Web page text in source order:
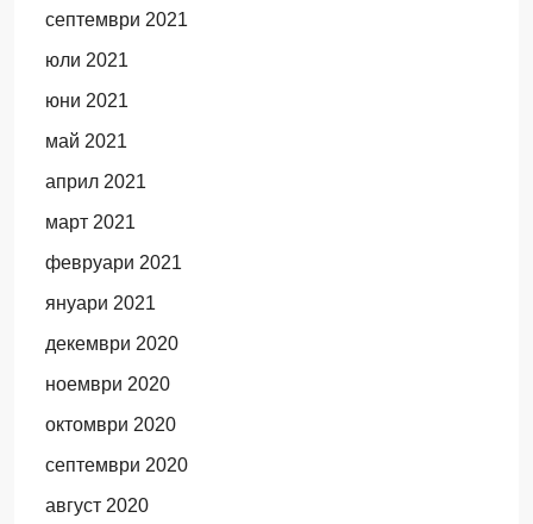
септември 2021
юли 2021
юни 2021
май 2021
април 2021
март 2021
февруари 2021
януари 2021
декември 2020
ноември 2020
октомври 2020
септември 2020
август 2020